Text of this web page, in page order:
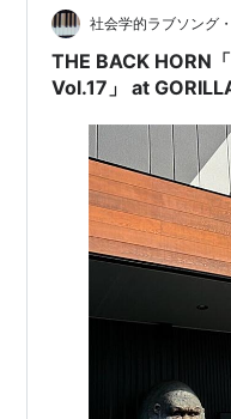
2006.2.8（
2nd Live DVD「
2006.09.27(
3rd Live DVD「
2006.12.20(
4th Live DVD「
at 日本武道館」
5th Live DVD「
6th Live DVD「
画含めて撮影・SNS上
HORNはNGだからもし
えてあげてね…
社会学的ラブソング
THE BACK HORN
Vol.17」 at